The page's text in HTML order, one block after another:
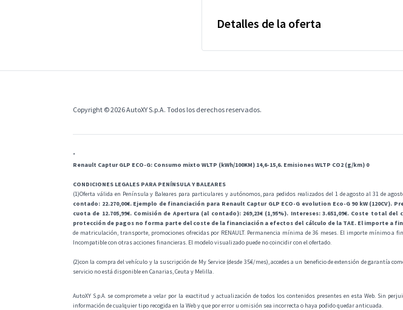
Detalles de la oferta
Copyright © 2026 AutoXY S.p.A. Todos los derechos reservados.
*
Renault Captur GLP ECO-G: Consumo mixto WLTP (kWh/100KM) 14,6-15,6. Emisiones WLTP CO2 (g/km) 0
CONDICIONES LEGALES PARA PENÍNSULA Y BALEARES
(1)Oferta válida en Península y Baleares para particulares y autónomos, para pedidos realizados del 1 de agosto al 31 de
contado: 22.270,00€. Ejemplo de financiación para Renault Captur GLP ECO-G evolution Eco-G 90 kW (120CV).
cuota de 12.705,99€. Comisión de Apertura (al contado): 269,23€ (1,95%). Intereses: 3.651,09€. Coste total
protección de pagos no forma parte del coste de la financiación a efectos del cálculo de la TAE. El importe a
de matriculación, transporte, promociones ofrecidas por RENAULT. Permanencia mínima de 36 meses. El importe mínimo
Incompatible con otras acciones financieras. El modelo visualizado puede no coincidir con el ofertado.
(2)con la compra del vehículo y la suscripción de My Service (desde 35€/mes), accedes a un beneficio de extensión de garantía
servicio no está disponible en Canarias, Ceuta y Melilla.
AutoXY S.p.A. se compromete a velar por la exactitud y actualización de todos los contenidos presentes en esta Web. Sin
información de cualquier tipo recogida en la Web y que por error u omisión sea incorrecta o haya podido quedar anticuada.